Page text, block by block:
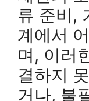
류 준비,
계에서
며, 이러
결하지
거나, 불